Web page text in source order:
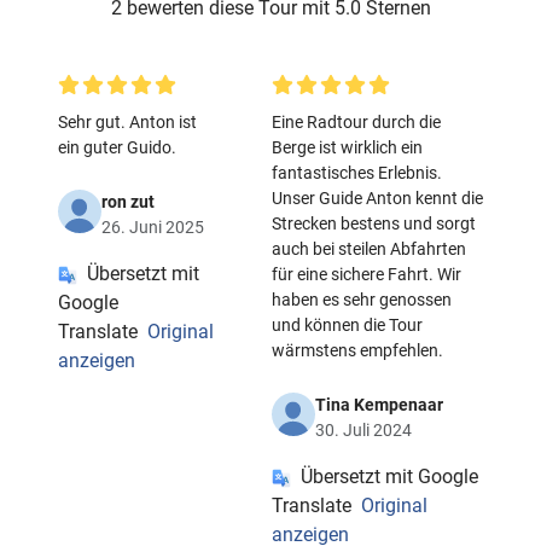
2 bewerten diese Tour mit 5.0 Sternen
Sehr gut. Anton ist
ein guter Guido.
ron zut
26. Juni 2025
Übersetzt mit
Google
Translate Original
anzeigen
Eine Radtour durch die
Berge ist wirklich ein
fantastisches Erlebnis.
Unser Guide Anton kennt die
Strecken bestens und sorgt
auch bei steilen Abfahrten
für eine sichere Fahrt. Wir
haben es sehr genossen
und können die Tour
wärmstens empfehlen.
Tina Kempenaar
30. Juli 2024
Übersetzt mit Google
Translate Original
anzeigen